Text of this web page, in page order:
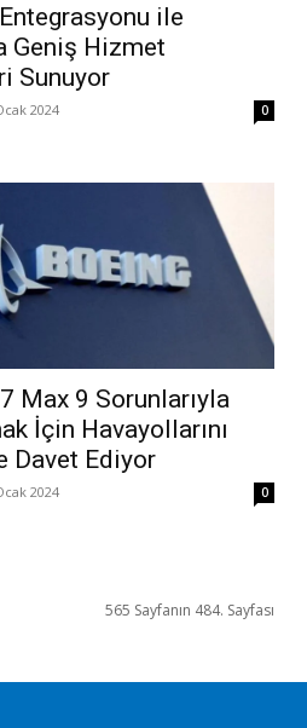
ile
Geniş Hizmet
Sunuyor
2024 0
Max 9 Sorunlarıyla
İçin Havayollarını
Davet Ediyor
2024 0
565 Sayfanın 484. Sayfası